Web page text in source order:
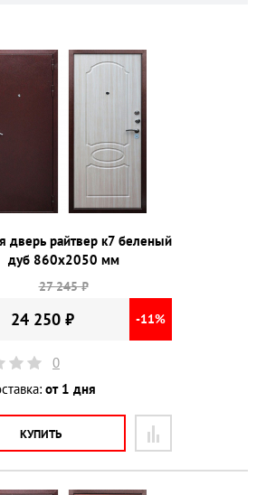
дверь райтвер к7 беленый
дуб 860х2050 мм
27 245 ₽
24 250 ₽ -11%
0
от 1 дня
КУПИТЬ